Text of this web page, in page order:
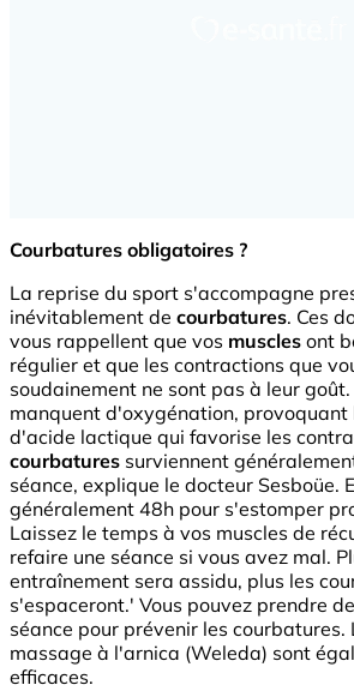
Courbatures obligatoires ?
La reprise du sport s'accompagne
inévitablement de courbatures. Ces
vous rappellent que vos muscles ont
régulier et que les contractions que
soudainement ne sont pas à leur goût.
manquent d'oxygénation,
d'acide lactique qui favorise les
courbatures surviennent
séance, explique le docteur Sesboüe.
généralement 48h pour s'estomper
Laissez le temps à vos muscles de
refaire une séance si vous avez mal.
entraînement sera assidu, plus les
s'espaceront.' Vous pouvez prendre
séance pour prévenir les courbatures.
massage à l'arnica (Weleda) sont
efficaces.